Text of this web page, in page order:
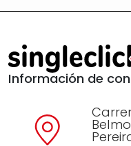
Información de